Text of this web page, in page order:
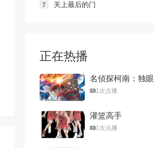
7 关上最后的门
正在热播
名侦探柯南：独眼
的残像
1次点播
灌篮高手
1次点播